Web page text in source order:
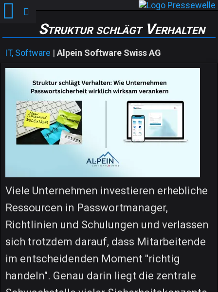
Struktur schlägt Verhalten
IT, Software | Alpein Software Swiss AG
Viele Unternehmen investieren erhebliche
Ressourcen in Passwortmanager,
Richtlinien und Schulungen und verlassen
sich trotzdem darauf, dass Mitarbeitende
im entscheidenden Moment "richtig
handeln". Genau darin liegt die zentrale